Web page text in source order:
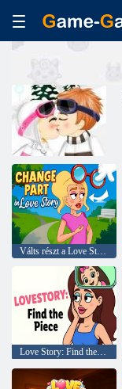
Válts részt a Love Story-ban
Love Story: Find the Piece